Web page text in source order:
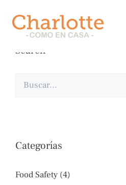
Search
Categorías
Food Safety (4)